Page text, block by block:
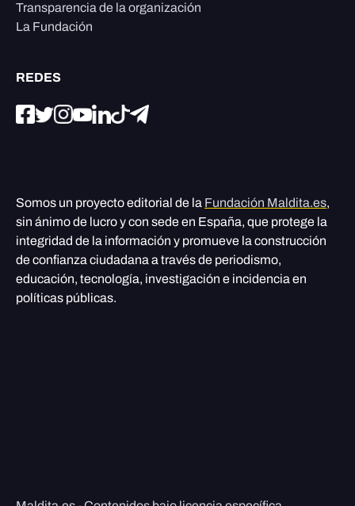
Transparencia de la organización
La Fundación
REDES
Somos un proyecto editorial de la Fundación Maldita.es,
sin ánimo de lucro y con sede en España, que protege la
integridad de la información y promueve la construcción
de confianza ciudadana a través de periodismo,
educación, tecnología, investigación e incidencia en
políticas públicas.